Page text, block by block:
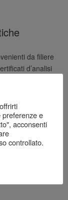
da filiere
d’analisi
preferenze e
acconsenti
controllato.